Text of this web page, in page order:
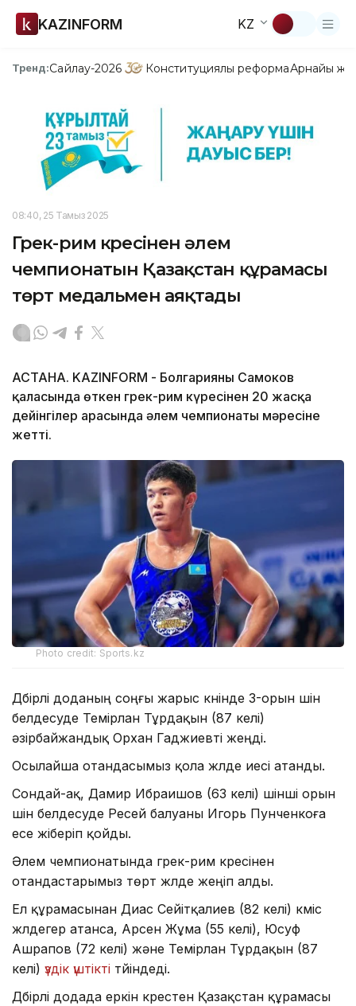
KAZINFORM KZ
Тренд:Сайлау-2026 Конституциялық реформаАрнайы
08:40, 25 Тамыз 2025
Грек-рим күресінен әлем
чемпионатын Қазақстан құрамасы
төрт медальмен аяқтады
АСТАНА. KAZINFORM - Болгарияның Самоков
қаласында өткен грек-рим күресінен 20 жасқа
дейінгілер арасында әлем чемпионаты мәресіне
жетті.
Photo credit: Sports.kz
Дүбірлі доданың соңғы жарыс күнінде 3-орын үшін
белдесуде Темірлан Тұрдақын (87 келі)
әзірбайжандық Орхан Гаджиевті жеңді.
Осылайша отандасымыз қола жүлде иесі атанды.
Сондай-ақ, Дамир Ибраишов (63 келі) үшінші орын
үшін белдесуде Ресей балуаны Игорь Пунченкоға
есе жіберіп қойды.
Әлем чемпионатында грек-рим күресінен
отандастарымыз төрт жүлде жеңіп алды.
Ел құрамасынан Диас Сейітқалиев (82 келі) күміс
жүлдегер атанса, Арсен Жұма (55 келі), Юсуф
Ашрапов (72 келі) және Темірлан Тұрдақын (87
келі) үздік үштікті түйіндеді.
Дүбірлі додада еркін күрестен Қазақстан құрамасы